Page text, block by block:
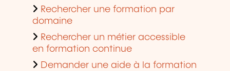
Rechercher une formation par
domaine
Rechercher un métier accessible
en formation continue
Demander une aide à la formation